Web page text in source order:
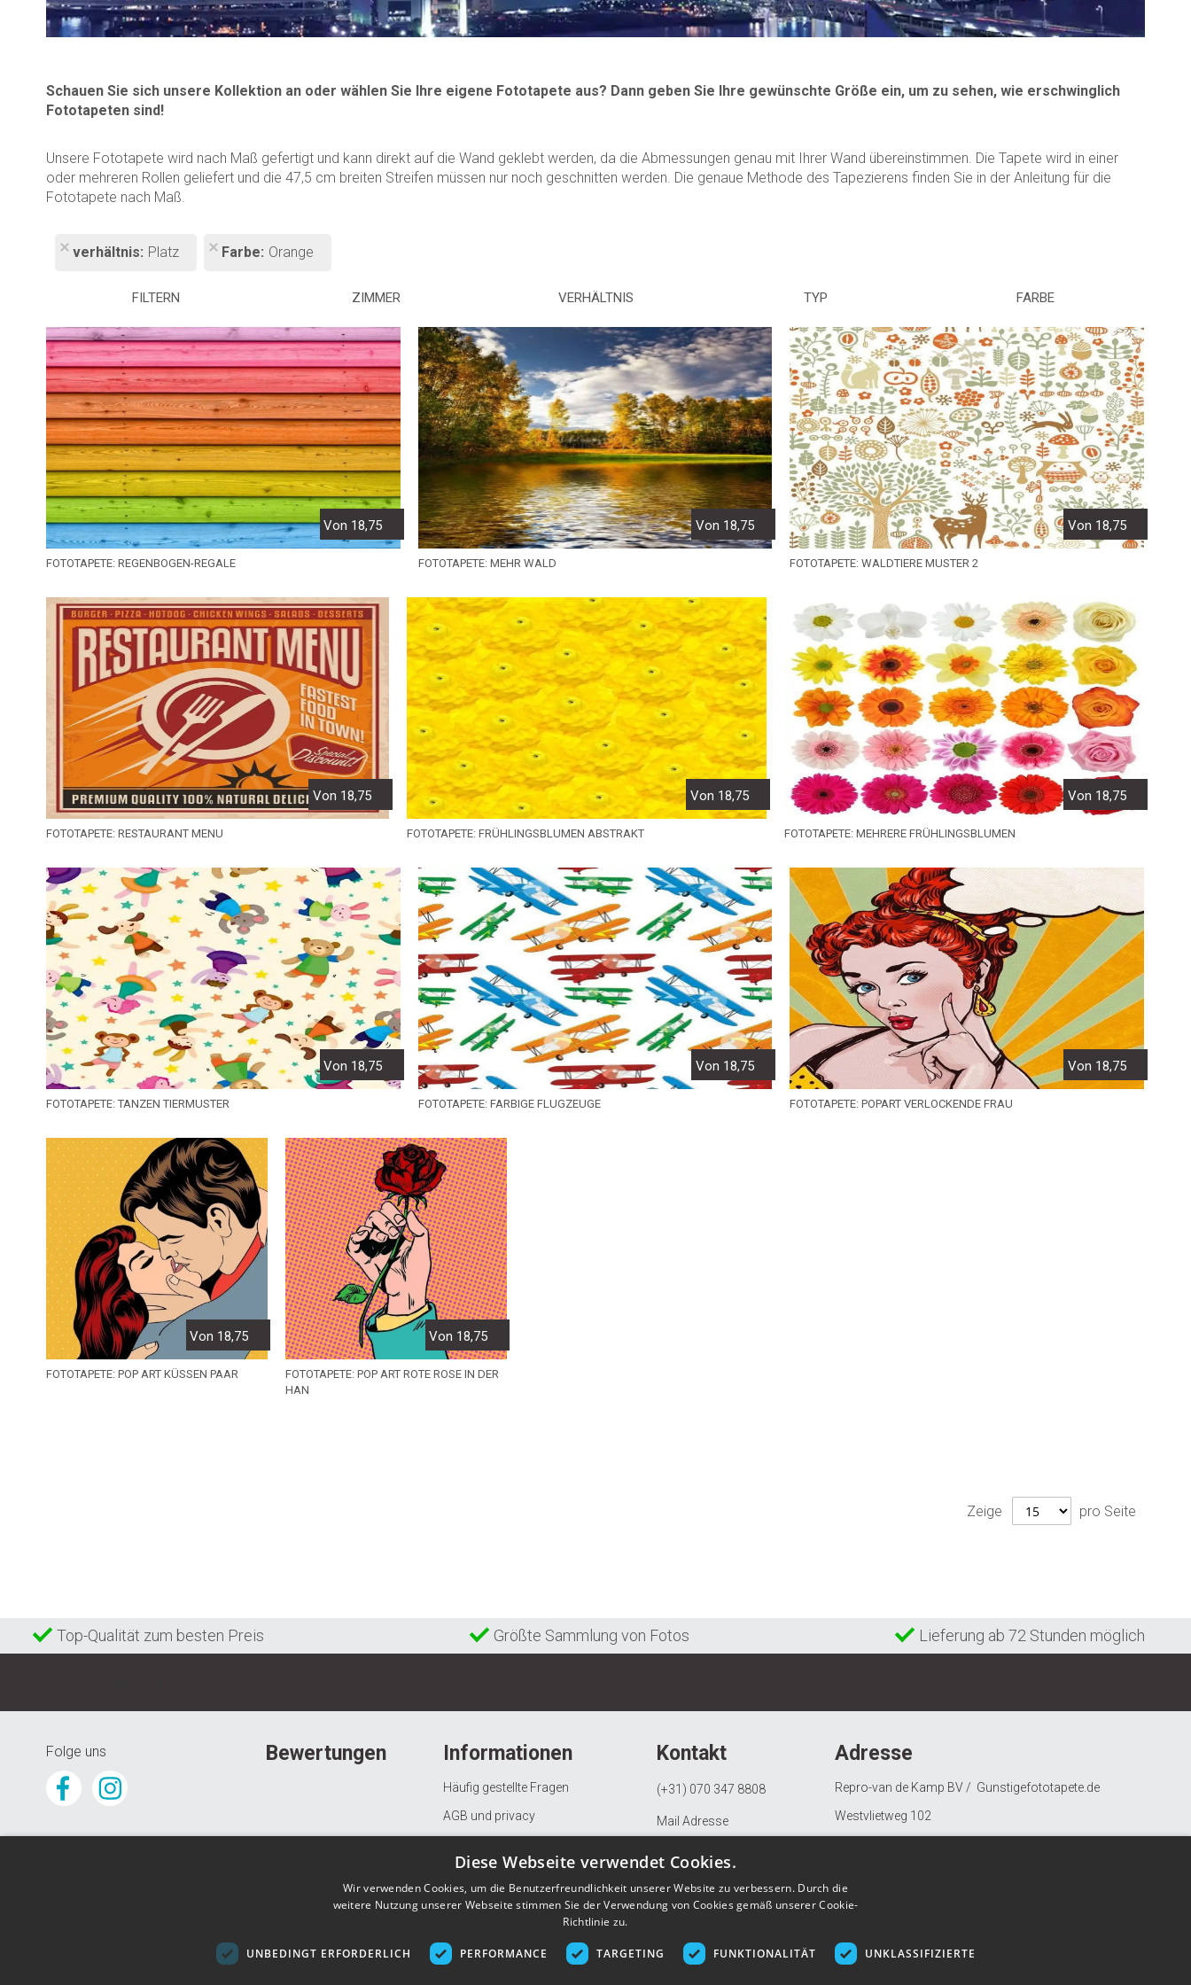
Schauen Sie sich unsere Kollektion an oder wählen Sie Ihre eigene Fototapete aus? Dann geben Sie Ihre gewünschte Größe ein, um zu sehen, wie erschwinglich
Fototapeten sind!
Unsere Fototapete wird nach Maß gefertigt und kann direkt auf die Wand geklebt werden, da die Abmessungen genau mit Ihrer Wand übereinstimmen. Die Tapete wird in einer
oder mehreren Rollen geliefert und die 47,5 cm breiten Streifen müssen nur noch geschnitten werden. Die genaue Methode des Tapezierens finden Sie in der Anleitung für die
Fototapete nach Maß.
verhältnis Platz Farbe Orange
FILTERN ZIMMER VERHÄLTNIS TYP FARBE
Von 18,75
FOTOTAPETE: REGENBOGEN-REGALE
Von 18,75
FOTOTAPETE: MEHR WALD
Von 18,75
FOTOTAPETE: WALDTIERE MUSTER 2
Von 18,75
FOTOTAPETE: RESTAURANT MENU
Von 18,75
FOTOTAPETE: FRÜHLINGSBLUMEN ABSTRAKT
Von 18,75
FOTOTAPETE: MEHRERE FRÜHLINGSBLUMEN
Von 18,75
FOTOTAPETE: TANZEN TIERMUSTER
Von 18,75
FOTOTAPETE: FARBIGE FLUGZEUGE
Von 18,75
FOTOTAPETE: POPART VERLOCKENDE FRAU
Von 18,75
FOTOTAPETE: POP ART KÜSSEN PAAR
Von 18,75
FOTOTAPETE: POP ART ROTE ROSE IN DER
HAN
Zeige pro Seite
Top-Qualität zum besten Preis Größte Sammlung von Fotos Lieferung ab 72 Stunden möglich
Folge uns Bewertungen Informationen
Häufig gestellte Fragen
AGB und privacy
Widerrufs- und Rückgaberecht
Datenschutzerklärung
Über Gunstigefototapete.de
Kontakt
(+31) 070 347 8808
Mail Adresse
KVK: 97082163
BTW: NL867903685B01
Adresse
Repro-van de Kamp BV / Gunstigefototapete.de
Westvlietweg 102
Diese Webseite verwendet Cookies.
Wir verwenden Cookies, um die Benutzerfreundlichkeit unserer Website zu verbessern. Durch die
weitere Nutzung unserer Webseite stimmen Sie der Verwendung von Cookies gemäß unserer Cookie-
Richtlinie zu.
UNBEDINGT ERFORDERLICH PERFORMANCE TARGETING FUNKTIONALITÄT UNKLASSIFIZIERTE